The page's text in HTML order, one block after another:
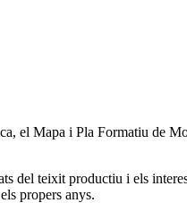
el Mapa i Pla Formatiu de
del teixit productiu i els
propers anys.